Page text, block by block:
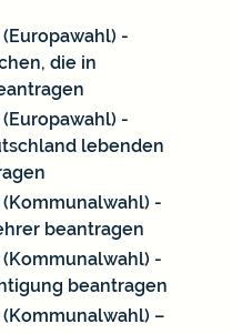
-
die in
-
lebenden
-
beantragen
-
beantragen
–